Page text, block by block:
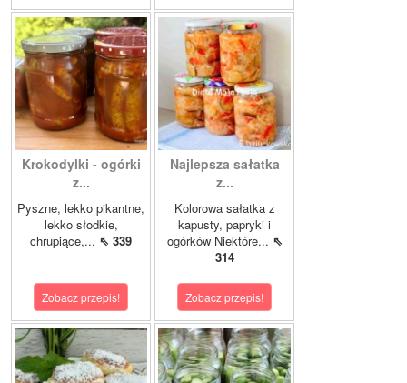
Krokodylki - ogórki
z...
Pyszne, lekko pikantne,
lekko słodkie,
chrupiące,... ⇖ 339
Zobacz przepis!
Najlepsza sałatka
z...
Kolorowa sałatka z
kapusty, papryki i
ogórków Niektóre... ⇖
314
Zobacz przepis!